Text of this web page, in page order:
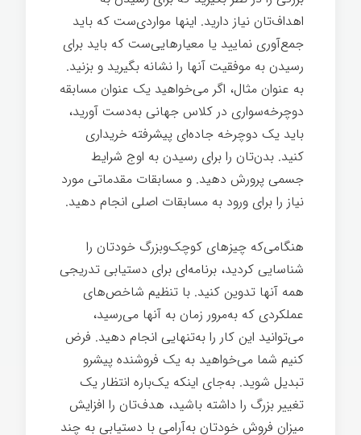
اهداف‌تان نیاز دارید. اینها مواردی‌ست که باید
جمع‌آوری نمایید یا معیارهایی‌ست که باید برای
رسیدن به موفقیت آنها را نشانه بگیرید و بزنید.
به عنوان مثال، اگر می‌خواهید یک عنوان مسابقه
دوچرخه‌سواری در کلاس جهانی به‌دست آورید،
باید یک دوچرخه جاده‌ای پیشرفته خریداری
کنيد. بدن‌تان را برای رسیدن به اوج شرایط
جسمی پرورش دهید. و مسابقات مقدماتی مورد
نیاز را برای ورود به مسابقات اصلی انجام دهید.
هنگامی‌که چیزهای کوچک‌وبزرگ خودتان را
شناسایی کردید، برنامه‌ای برای دستیابی تدریجی
همه آنها تدوین کنيد. با تنظیم شاخص‌های
عملکردی که به‌مرور زمان به آنها می‌رسید،
می‌توانید این کار را به‌تنهایی انجام دهید. فرض
کنیم شما می‌خواهید به یک فروشنده پیشرو
تبدیل شوید. به‌جای اینکه یک‌باره انتظار یک
تغییر بزرگ را داشته باشید، هدف‌تان را افزایش
میزان فروش خودتان به‌آرامی با دستیابی به چند